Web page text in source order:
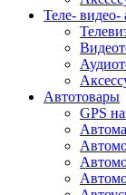
Теле- видео-
Автотовары
GPS